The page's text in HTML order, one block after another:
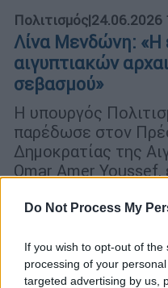
Do Not Process My
If you wish to opt-out of
processing of your
targeted advertising by us,
Πολιτισμός|24.06.2026
Λίνα Μενδώνη: «Η
αιγυπτιακών
σεβασμού»
Η υπουργός
παρέδωσε στον
Δημοκρατίας της
Omar Amer Youssef,
εντοπιστεί στην